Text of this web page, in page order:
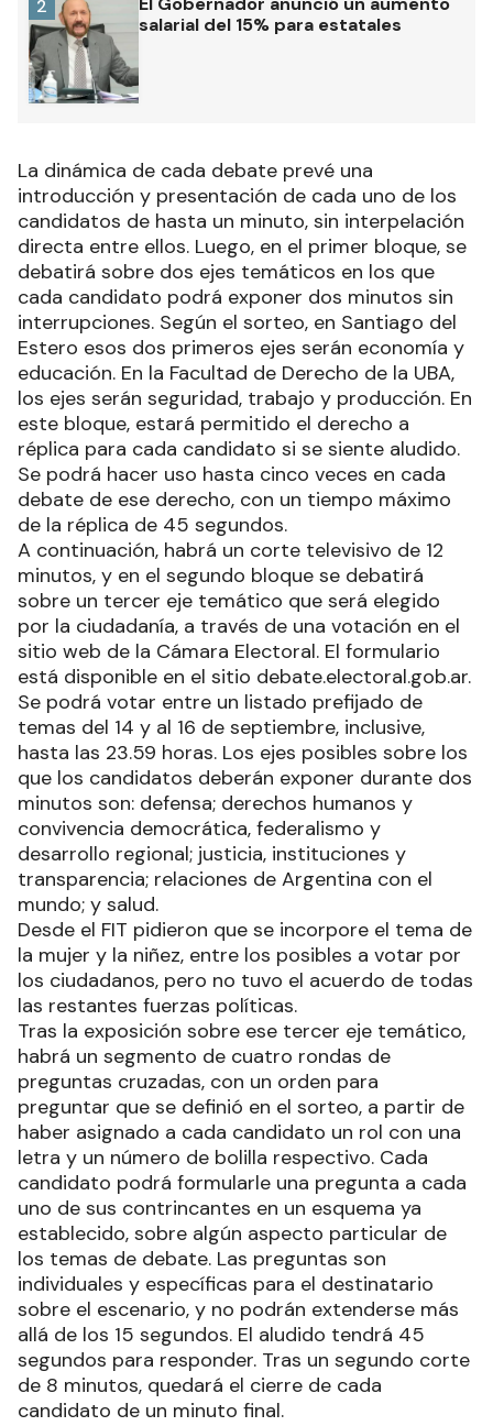
salarial del 15% para estatales
2
La dinámica de cada debate prevé una
introducción y presentación de cada uno de los
candidatos de hasta un minuto, sin interpelación
directa entre ellos. Luego, en el primer bloque, se
debatirá sobre dos ejes temáticos en los que
cada candidato podrá exponer dos minutos sin
interrupciones. Según el sorteo, en Santiago del
Estero esos dos primeros ejes serán economía y
educación. En la Facultad de Derecho de la UBA,
los ejes serán seguridad, trabajo y producción. En
este bloque, estará permitido el derecho a
réplica para cada candidato si se siente aludido.
Se podrá hacer uso hasta cinco veces en cada
debate de ese derecho, con un tiempo máximo
de la réplica de 45 segundos.
A continuación, habrá un corte televisivo de 12
minutos, y en el segundo bloque se debatirá
sobre un tercer eje temático que será elegido
por la ciudadanía, a través de una votación en el
sitio web de la Cámara Electoral. El formulario
está disponible en el sitio debate.electoral.gob.ar.
Se podrá votar entre un listado prefijado de
temas del 14 y al 16 de septiembre, inclusive,
hasta las 23.59 horas. Los ejes posibles sobre los
que los candidatos deberán exponer durante dos
minutos son: defensa; derechos humanos y
convivencia democrática, federalismo y
desarrollo regional; justicia, instituciones y
transparencia; relaciones de Argentina con el
mundo; y salud.
Desde el FIT pidieron que se incorpore el tema de
la mujer y la niñez, entre los posibles a votar por
los ciudadanos, pero no tuvo el acuerdo de todas
las restantes fuerzas políticas.
Tras la exposición sobre ese tercer eje temático,
habrá un segmento de cuatro rondas de
preguntas cruzadas, con un orden para
preguntar que se definió en el sorteo, a partir de
haber asignado a cada candidato un rol con una
letra y un número de bolilla respectivo. Cada
candidato podrá formularle una pregunta a cada
uno de sus contrincantes en un esquema ya
establecido, sobre algún aspecto particular de
los temas de debate. Las preguntas son
individuales y específicas para el destinatario
sobre el escenario, y no podrán extenderse más
allá de los 15 segundos. El aludido tendrá 45
segundos para responder. Tras un segundo corte
de 8 minutos, quedará el cierre de cada
candidato de un minuto final.